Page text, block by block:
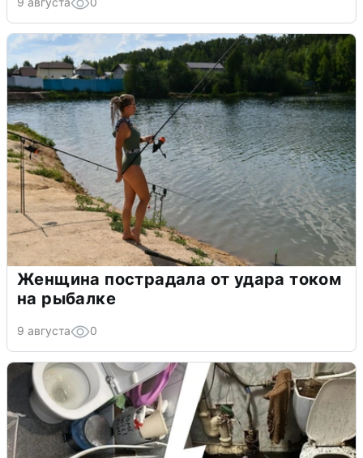
Женщина пострадала от удара током
на рыбалке
9 августа 0